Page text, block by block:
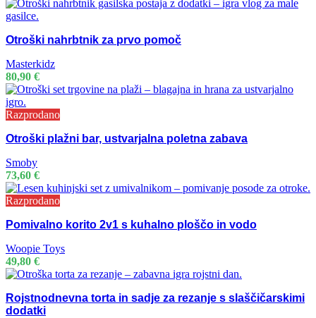
Otroški nahrbtnik za prvo pomoč
Masterkidz
80,90 €
Razprodano
Otroški plažni bar, ustvarjalna poletna zabava
Smoby
73,60 €
Razprodano
Pomivalno korito 2v1 s kuhalno ploščo in vodo
Woopie Toys
49,80 €
Rojstnodnevna torta in sadje za rezanje s slaščičarskimi
dodatki